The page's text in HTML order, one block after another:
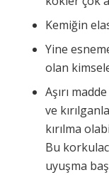
Kemiğin
Yine
olan
Aşırı
ve
kırılma
Bu
uyuşma